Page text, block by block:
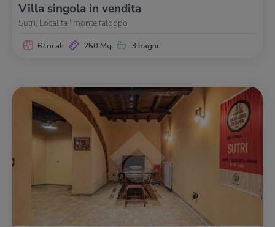
Villa singola in vendita
Sutri, Localita ' monte faloppo
6 locali 250 Mq 3 bagni